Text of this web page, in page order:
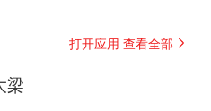
打开应用 查看全部
梁